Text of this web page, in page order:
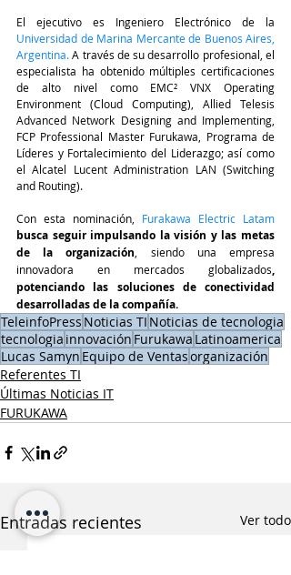
Universidad de Marina Mercante de Buenos Aires,
Argentina. A través de su desarrollo profesional, el
especialista ha obtenido múltiples certificaciones
de alto nivel como EMC² VNX Operating
Environment (Cloud Computing), Allied Telesis
Advanced Network Designing and Implementing,
FCP Professional Master Furukawa, Programa de
Líderes y Fortalecimiento del Liderazgo; así como
el Alcatel Lucent Administration LAN (Switching
and Routing).
Con esta nominación,
busca seguir impulsando la visión y las metas
de la organización , siendo una empresa
innovadora en mercados globalizados,
potenciando las soluciones de conectividad
desarrolladas de la compañía.
TeleinfoPress Noticias TI Noticias de tecnologia
tecnologia innovación Furukawa Latinoamerica
Lucas Samyn Equipo de Ventasorganización
Referentes TI
Últimas Noticias IT
FURUKAWA
Entradas recientes Ver todo